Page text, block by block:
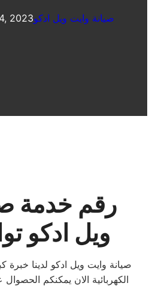
2023صيانة وايت ويل ادكو
رقم خدمة
ويل ادكو
صيانة وايت ويل ادكو لدينا خبرة
الكهربائية الان يمكنكم الحصوال